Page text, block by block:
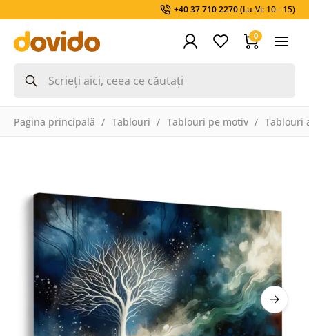
+40 37 710 2270(Lu-Vi: 10 - 15)
0
Pagina principală Tablouri Tablouri pe motiv Tablouri